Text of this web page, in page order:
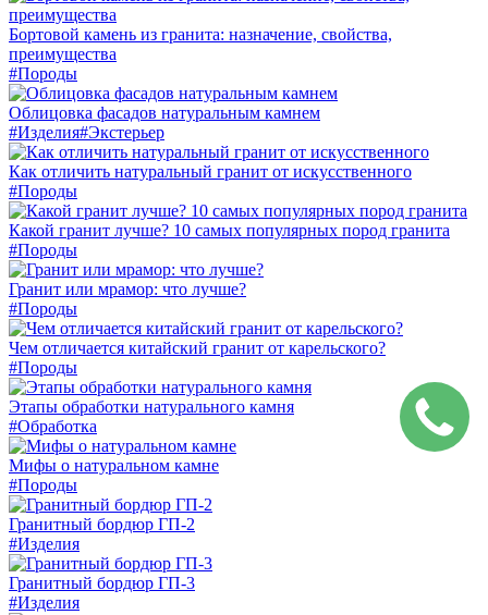
Бортовой камень из гранита: назначение, свойства,
преимущества
#Породы
Облицовка фасадов натуральным камнем
#Изделия#Экстерьер
Как отличить натуральный гранит от искусственного
#Породы
Какой гранит лучше? 10 самых популярных пород гранита
#Породы
Гранит или мрамор: что лучше?
#Породы
Чем отличается китайский гранит от карельского?
#Породы
Этапы обработки натурального камня
#Обработка
Мифы о натуральном камне
#Породы
Гранитный бордюр ГП-2
#Изделия
Гранитный бордюр ГП-3
#Изделия